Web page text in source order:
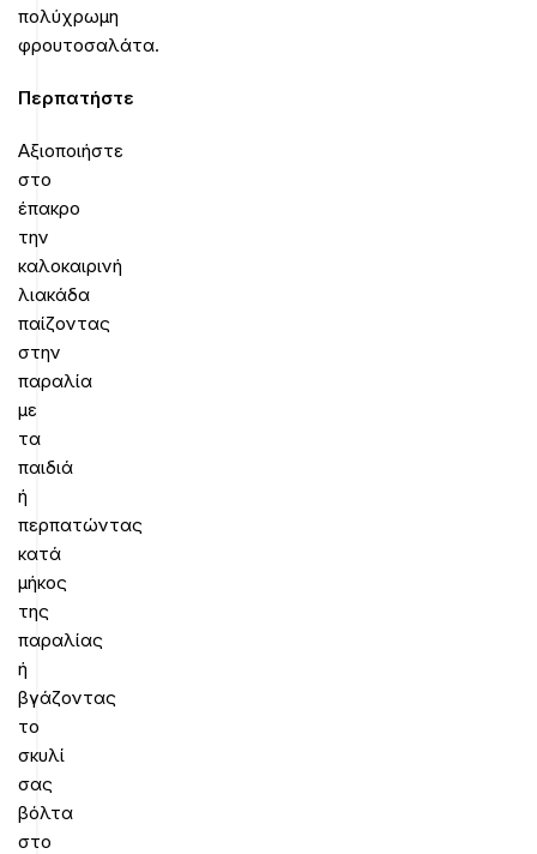
πολύχρωμη
φρουτοσαλάτα.
Περπατήστε
Αξιοποιήστε
στο
έπακρο
την
καλοκαιρινή
λιακάδα
παίζοντας
στην
παραλία
με
τα
παιδιά
ή
περπατώντας
κατά
μήκος
της
παραλίας
ή
βγάζοντας
το
σκυλί
σας
βόλτα
στο